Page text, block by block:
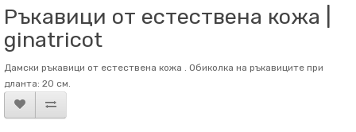
Ръкавици от естествена кожа |
ginatricot
Дамски ръкавици от естествена кожа . Обиколка на ръкaвиците при
дланта: 20 см.